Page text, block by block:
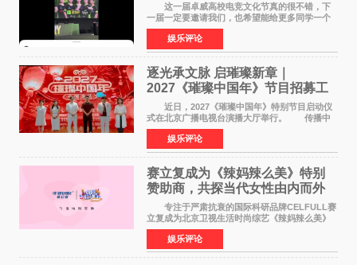
这一届卓威高校电竞文化节真的很不错，下
一届一定要邀请我们，也希望能给更多同学一个
来到现场的机会。 2026卓威高校电竞文化节
已经落下帷幕，在活动结束后，仍有不少高校电
竞社负责人和现
娱乐评论
逐光承文脉 启璀璨新章｜
2027《璀璨中国年》节目招募工
作圆满启动
近日，2027《璀璨中国年》特别节目启动仪
式在北京广播电视台演播大厅举行。 传播中
华优秀传统文化，弘扬纯正国风艺术，打造高规
格、高质感、正能量的文艺盛典，是璀璨中国年
矢志不渝的初心
娱乐评论
赛立复成为《辣妈辣么美》特别
赞助商，共探当代女性由内而外
活力美
专注于严肃抗衰的国际科研品牌CELFULL赛
立复成为北京卫视生活时尚综艺《辣妈辣么美》
的特别赞助商,明星辣妈袁咏仪倾情参与，向广大
都市女性传递健康生活新主张，寄语当代女性在
家庭与自我之间
娱乐评论